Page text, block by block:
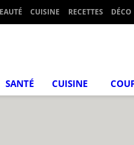
CUISINE RECETTES DÉCO
SANTÉ CUISINE